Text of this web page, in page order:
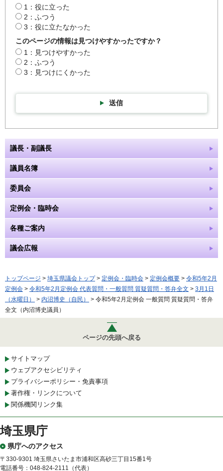
1：役に立った
2：ふつう
3：役に立たなかった
このページの情報は見つけやすかったですか？
1：見つけやすかった
2：ふつう
3：見つけにくかった
送信
議長・副議長
議員名簿
委員会
定例会・臨時会
各種ご案内
議会広報
トップページ > 埼玉県議会トップ> 定例会・臨時会 > 定例会概要 > 令和5年2月
定例会 > 令和5年2月定例会 代表質問・一般質問 質疑質問・答弁全文 > 3月1日
（水曜日）
> 内沼博史（自民）
> 令和5年2月定例会 一般質問 質疑質問・答弁
全文（内沼博史議員）
ページの先頭へ戻る
サイトマップ
ウェブアクセシビリティ
プライバシーポリシー・免責事項
著作権・リンクについて
関係機関リンク集
埼玉県庁
県庁へのアクセス
〒330-9301 埼玉県さいたま市浦和区高砂三丁目15番1号
電話番号：048-824-2111（代表）